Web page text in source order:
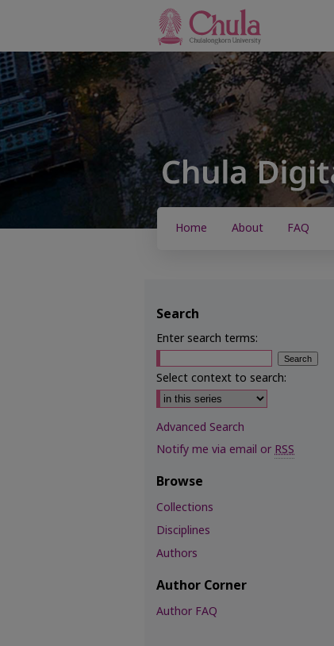
Home About FAQ
Search
Enter search terms:
Select context to search:
Advanced Search
Notify me via email orRSS
Browse
Collections
Disciplines
Authors
Author Corner
Author FAQ